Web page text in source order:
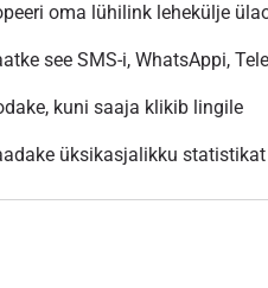
oma lühilink lehekülje
see SMS-i, WhatsAppi,
kuni saaja klikib lingile
üksikasjalikku